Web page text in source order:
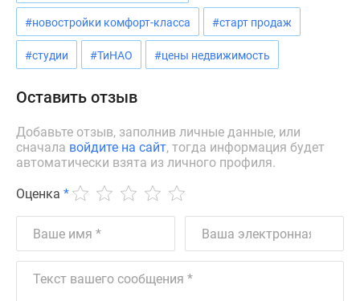
сайте
Дзен
Машино-
места
Апартаменты
#траншевая
ипотека
Квартиры
скидками
#новостройки комфорт-класса #старт продаж
#студии #ТиНАО #цены недвижимость
Оставить отзыв
Добавьте отзыв, заполнив личные данные, или
сначала войдите на сайт, тогда информация будет
автоматически взята из личного профиля.
Оценка *